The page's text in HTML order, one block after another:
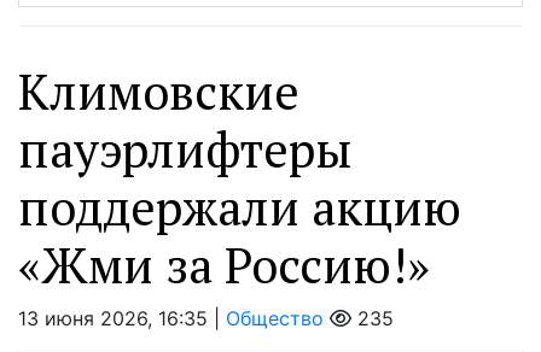
Климовские
пауэрлифтеры
поддержали акцию
«Жми за Россию!»
13 июня 2026, 16:35 | Общество 235